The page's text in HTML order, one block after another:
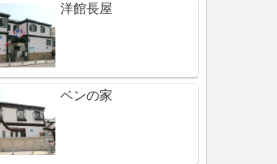
洋館長屋
ベンの家